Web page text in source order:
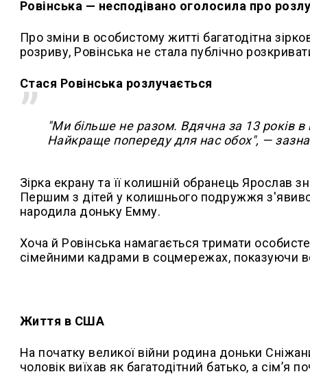
Ровінська — несподівано оголосила про
Про зміни в особистому житті багатодітна
розриву, Ровінська не стала публічно
Стася Ровінська розлучається
"Ми більше не разом. Вдячна за 13 років
Найкраще попереду для нас обох", —
Зірка екрану та її колишній обранець Ярослав
Першим з дітей у колишнього подружжя
народила доньку Емму.
Хоча й Ровінська намагається тримати
сімейними кадрами в соцмережах, показуючи
Життя в США
На початку великої війни родина доньки
чоловік виїхав як багатодітний батько, а